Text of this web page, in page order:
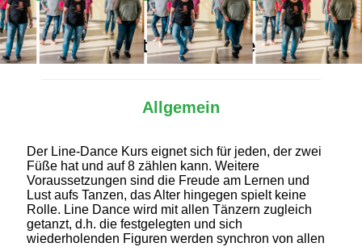
Alles Wichtige auf einen Blick
Allgemein
Der Line-Dance Kurs eignet sich für jeden, der zwei
Füße hat und auf 8 zählen kann. Weitere
Voraussetzungen sind die Freude am Lernen und
Lust aufs Tanzen, das Alter hingegen spielt keine
Rolle. Line Dance wird mit allen Tänzern zugleich
getanzt, d.h. die festgelegten und sich
wiederholenden Figuren werden synchron von allen